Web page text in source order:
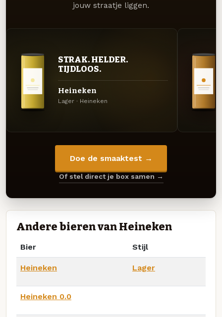
jouw straatje liggen.
STRAK. HELDER.
TIJDLOOS.
Heineken
Lager · Heineken
Doe de smaaktest →
Of stel direct je box samen →
Andere bieren van Heineken
Bier Stijl
Heineken Lager
Heineken 0.0